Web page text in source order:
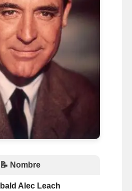
📝 Nombre
Alec Leach